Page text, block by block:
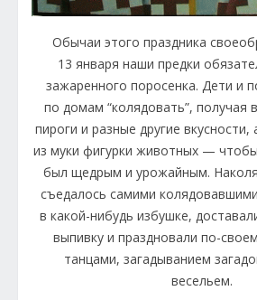
Обычаи этого праздника
13 января наши предки
зажаренного поросенка. Дети и
по домам “колядовать”, получая
пироги и разные другие
из муки фигурки животных —
был щедрым и урожайным.
съедалось самими
в какой-нибудь избушке,
выпивку и праздновали по-
танцами, загадыванием
весельем.